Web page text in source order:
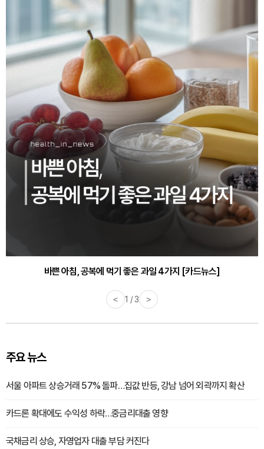
바쁜 아침, 공복에 먹기 좋은 과일 4가지 [카드뉴스]
< 1 / 3 >
주요 뉴스
서울 아파트 상승거래 57% 돌파…집값 반등, 강남 넘어 외곽까지 확산
카드론 확대에도 수익성 하락…중금리대출 영향
국채금리 상승, 자영업자 대출 부담 커진다